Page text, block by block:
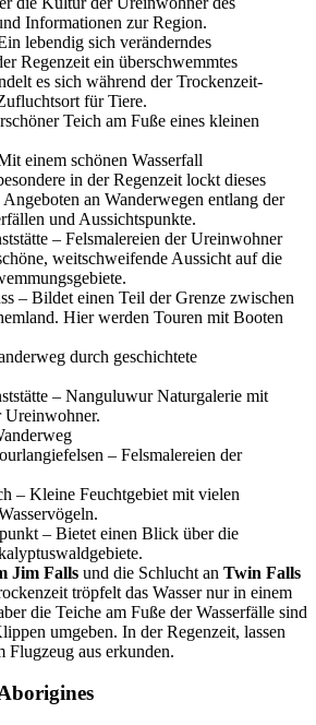
Informationen zur Region.
lebendig sich veränderndes
Regenzeit ein überschwemmtes
es sich während der Trockenzeit-
für Tiere.
Teich am Fuße eines kleinen
einem schönen Wasserfall
in der Regenzeit lockt dieses
an Wanderwegen entlang der
und Aussichtspunkte.
– Felsmalereien der Ureinwohner
weitschweifende Aussicht auf die
– Bildet einen Teil der Grenze zwischen
Hier werden Touren mit Booten
durch geschichtete
– Nanguluwur Naturgalerie mit
Ureinwohner.
– Felsmalereien der
– Kleine Feuchtgebiet mit vielen
– Bietet einen Blick über die
Jim Falls und die Schlucht an Twin Falls
tröpfelt das Wasser nur in einem
die Teiche am Fuße der Wasserfälle sind
umgeben. In der Regenzeit, lassen
Flugzeug aus erkunden.